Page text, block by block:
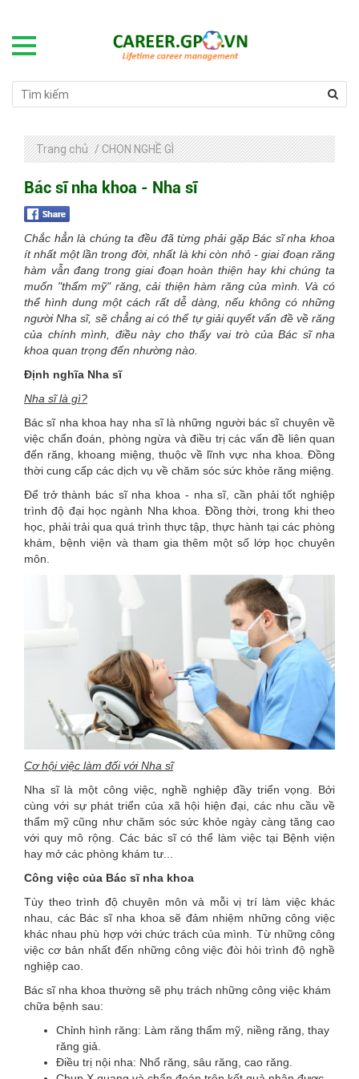
Trang chủ / CHỌN NGHỀ GÌ
Bác sĩ nha khoa - Nha sĩ
Chắc hẳn là chúng ta đều đã từng phải gặp Bác sĩ nha khoa
ít nhất một lần trong đời, nhất là khi còn nhỏ - giai đoạn răng
hàm vẫn đang trong giai đoạn hoàn thiện hay khi chúng ta
muốn "thẩm mỹ" răng, cải thiện hàm răng của mình. Và có
thể hình dung một cách rất dễ dàng, nếu không có những
người Nha sĩ, sẽ chẳng ai có thể tự giải quyết vấn đề về răng
của chính mình, điều này cho thấy vai trò của Bác sĩ nha
khoa quan trọng đến nhường nào.
Định nghĩa Nha sĩ
Nha sĩ là gì?
Bác sĩ nha khoa hay nha sĩ là những người bác sĩ chuyên về
việc chẩn đoán, phòng ngừa và điều trị các vấn đề liên quan
đến răng, khoang miệng, thuộc về lĩnh vực nha khoa. Đồng
thời cung cấp các dịch vụ về chăm sóc sức khỏe răng miệng.
Để trở thành bác sĩ nha khoa - nha sĩ, cần phải tốt nghiệp
trình độ đại học ngành Nha khoa. Đồng thời, trong khi theo
học, phải trải qua quá trình thực tập, thực hành tại các phòng
khám, bệnh viện và tham gia thêm một số lớp học chuyên
môn.
Cơ hội việc làm đối với Nha sĩ
Nha sĩ là một công việc, nghề nghiệp đầy triển vọng. Bởi
cùng với sự phát triển của xã hội hiện đại, các nhu cầu về
thẩm mỹ cũng như chăm sóc sức khỏe ngày càng tăng cao
với quy mô rộng. Các bác sĩ có thể làm việc tại Bệnh viện
hay mở các phòng khám tư...
Công việc của Bác sĩ nha khoa
Tùy theo trình độ chuyên môn và mỗi vị trí làm việc khác
nhau, các Bác sĩ nha khoa sẽ đảm nhiệm những công việc
khác nhau phù hợp với chức trách của mình. Từ những công
việc cơ bản nhất đến những công việc đòi hỏi trình độ nghề
nghiệp cao.
Bác sĩ nha khoa thường sẽ phụ trách những công việc khám
chữa bệnh sau:
Chỉnh hình răng: Làm răng thẩm mỹ, niềng răng, thay
răng giả.
Điều trị nội nha: Nhổ răng, sâu răng, cao răng.